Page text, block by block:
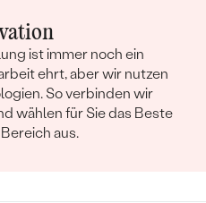
ist immer noch ein
ehrt, aber wir nutzen
So verbinden wir
wählen für Sie das Beste
aus.